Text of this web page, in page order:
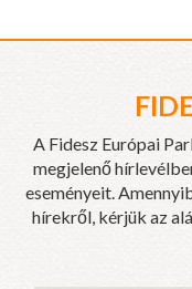
A Fidesz Európai
megjelenő
eseményeit.
hírekről, kérjük az